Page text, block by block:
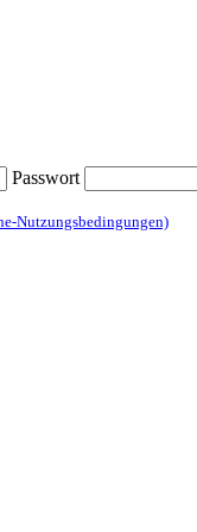
Passwort
Nutzungsbedingungen)